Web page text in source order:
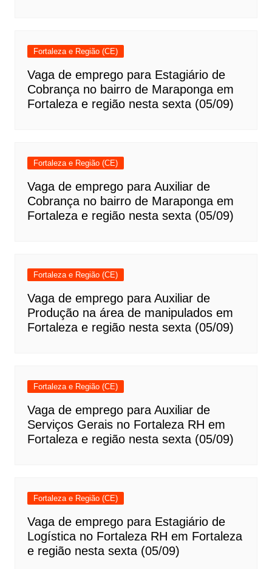
Fortaleza e Região (CE)
Vaga de emprego para Estagiário de
Cobrança no bairro de Maraponga em
Fortaleza e região nesta sexta (05/09)
Fortaleza e Região (CE)
Vaga de emprego para Auxiliar de
Cobrança no bairro de Maraponga em
Fortaleza e região nesta sexta (05/09)
Fortaleza e Região (CE)
Vaga de emprego para Auxiliar de
Produção na área de manipulados em
Fortaleza e região nesta sexta (05/09)
Fortaleza e Região (CE)
Vaga de emprego para Auxiliar de
Serviços Gerais no Fortaleza RH em
Fortaleza e região nesta sexta (05/09)
Fortaleza e Região (CE)
Vaga de emprego para Estagiário de
Logística no Fortaleza RH em Fortaleza
e região nesta sexta (05/09)